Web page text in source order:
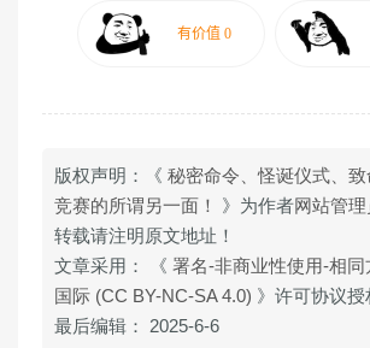
版权声明：《 秘密命令、怪诞仪式、
竞赛的所谓另一面！
》为作者网站管理
转载请注明原文地址！
文章采用： 《 署名-非商业性使用-相同
国际 (CC BY-NC-SA 4.0) 》许可协议授
最后编辑： 2025-6-6